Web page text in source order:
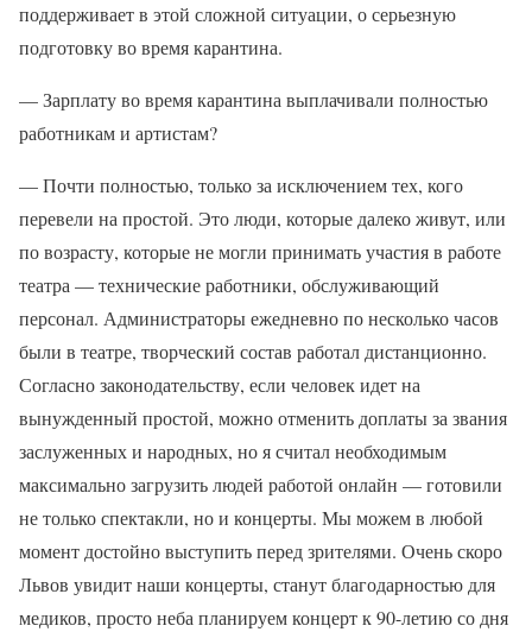
поддерживает в этой сложной ситуации, о серьезную
подготовку во время карантина.
— Зарплату во время карантина выплачивали полностью
работникам и артистам?
— Почти полностью, только за исключением тех, кого
перевели на простой. Это люди, которые далеко живут, или
по возрасту, которые не могли принимать участия в работе
театра — технические работники, обслуживающий
персонал. Администраторы ежедневно по несколько часов
были в театре, творческий состав работал дистанционно.
Согласно законодательству, если человек идет на
вынужденный простой, можно отменить доплаты за звания
заслуженных и народных, но я считал необходимым
максимально загрузить людей работой онлайн — готовили
не только спектакли, но и концерты. Мы можем в любой
момент достойно выступить перед зрителями. Очень скоро
Львов увидит наши концерты, станут благодарностью для
медиков, просто неба планируем концерт к 90-летию со дня